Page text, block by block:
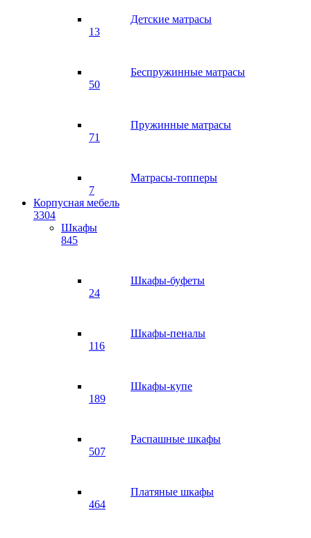
Детские матрасы
13
Беспружинные матрасы
50
Пружинные матрасы
71
Матрасы-топперы
7
Корпусная мебель
3304
Шкафы
845
Шкафы-буфеты
24
Шкафы-пеналы
116
Шкафы-купе
189
Распашные шкафы
507
Платяные шкафы
464